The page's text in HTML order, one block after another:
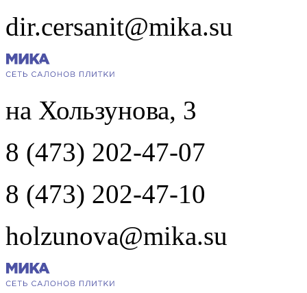
dir.cersanit@mika.su
на Хользунова, 3
8 (473) 202-47-07
8 (473) 202-47-10
holzunova@mika.su